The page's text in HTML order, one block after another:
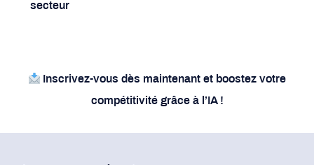
secteur
Inscrivez-vous dès maintenant et boostez votre
compétitivité grâce à l’IA !